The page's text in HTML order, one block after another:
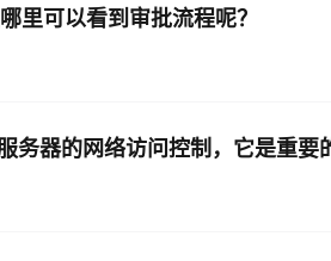
里可以看到审批流程呢？
务器的网络访问控制，它是重